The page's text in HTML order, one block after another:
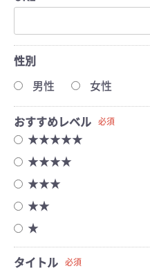
性別
男性
女性
おすすめレベル 必須
★★★★★
★★★★
★★★
★★
★
タイトル 必須